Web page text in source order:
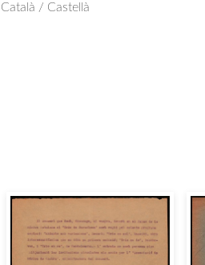
Català / Castellà